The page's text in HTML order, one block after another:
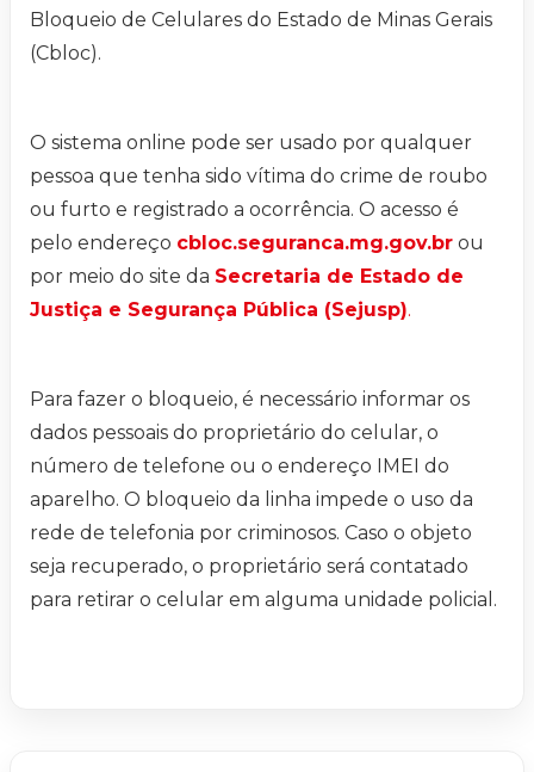
Bloqueio de Celulares do Estado de Minas Gerais
(Cbloc).
O sistema online pode ser usado por qualquer
pessoa que tenha sido vítima do crime de roubo
ou furto e registrado a ocorrência. O acesso é
pelo endereço cbloc.seguranca.mg.gov.br ou
por meio do site da Secretaria de Estado de
Justiça e Segurança Pública (Sejusp).
Para fazer o bloqueio, é necessário informar os
dados pessoais do proprietário do celular, o
número de telefone ou o endereço IMEI do
aparelho. O bloqueio da linha impede o uso da
rede de telefonia por criminosos. Caso o objeto
seja recuperado, o proprietário será contatado
para retirar o celular em alguma unidade policial.